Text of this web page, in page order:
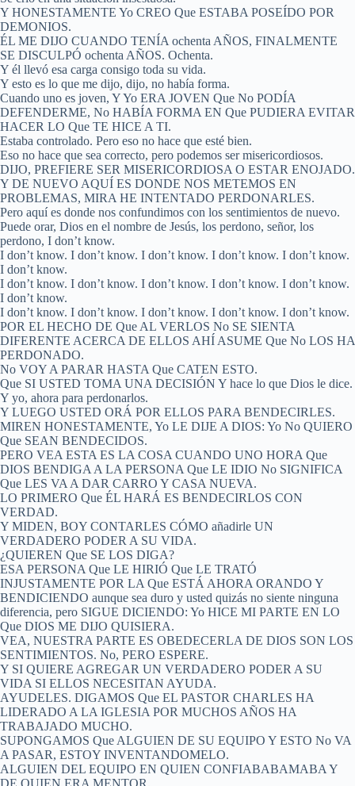
Y HONESTAMENTE Yo CREO Que ESTABA POSEÍDO POR
DEMONIOS.
ÉL ME DIJO CUANDO TENÍA ochenta AÑOS, FINALMENTE
SE DISCULPÓ ochenta AÑOS. Ochenta.
Y él llevó esa carga consigo toda su vida.
Y esto es lo que me dijo, dijo, no había forma.
Cuando uno es joven, Y Yo ERA JOVEN Que No PODÍA
DEFENDERME, No HABÍA FORMA EN Que PUDIERA EVITAR
HACER LO Que TE HICE A TI.
Estaba controlado. Pero eso no hace que esté bien.
Eso no hace que sea correcto, pero podemos ser misericordiosos.
DIJO, PREFIERE SER MISERICORDIOSA O ESTAR ENOJADO.
Y DE NUEVO AQUÍ ES DONDE NOS METEMOS EN
PROBLEMAS, MIRA HE INTENTADO PERDONARLES.
Pero aquí es donde nos confundimos con los sentimientos de nuevo.
Puede orar, Dios en el nombre de Jesús, los perdono, señor, los
perdono, I don’t know.
I don’t know. I don’t know. I don’t know. I don’t know. I don’t know.
I don’t know.
I don’t know. I don’t know. I don’t know. I don’t know. I don’t know.
I don’t know.
I don’t know. I don’t know. I don’t know. I don’t know. I don’t know.
POR EL HECHO DE Que AL VERLOS No SE SIENTA
DIFERENTE ACERCA DE ELLOS AHÍ ASUME Que No LOS HA
PERDONADO.
No VOY A PARAR HASTA Que CATEN ESTO.
Que SI USTED TOMA UNA DECISIÓN Y hace lo que Dios le dice.
Y yo, ahora para perdonarlos.
Y LUEGO USTED ORÁ POR ELLOS PARA BENDECIRLES.
MIREN HONESTAMENTE, Yo LE DIJE A DIOS: Yo No QUIERO
Que SEAN BENDECIDOS.
PERO VEA ESTA ES LA COSA CUANDO UNO HORA Que
DIOS BENDIGA A LA PERSONA Que LE IDIO No SIGNIFICA
Que LES VA A DAR CARRO Y CASA NUEVA.
LO PRIMERO Que ÉL HARÁ ES BENDECIRLOS CON
VERDAD.
Y MIDEN, BOY CONTARLES CÓMO añadirle UN
VERDADERO PODER A SU VIDA.
¿QUIEREN Que SE LOS DIGA?
ESA PERSONA Que LE HIRIÓ Que LE TRATÓ
INJUSTAMENTE POR LA Que ESTÁ AHORA ORANDO Y
BENDICIENDO aunque sea duro y usted quizás no siente ninguna
diferencia, pero SIGUE DICIENDO: Yo HICE MI PARTE EN LO
Que DIOS ME DIJO QUISIERA.
VEA, NUESTRA PARTE ES OBEDECERLA DE DIOS SON LOS
SENTIMIENTOS. No, PERO ESPERE.
Y SI QUIERE AGREGAR UN VERDADERO PODER A SU
VIDA SI ELLOS NECESITAN AYUDA.
AYUDELES. DIGAMOS Que EL PASTOR CHARLES HA
LIDERADO A LA IGLESIA POR MUCHOS AÑOS HA
TRABAJADO MUCHO.
SUPONGAMOS Que ALGUIEN DE SU EQUIPO Y ESTO No VA
A PASAR, ESTOY INVENTANDOMELO.
ALGUIEN DEL EQUIPO EN QUIEN CONFIABABAMABA Y
DE QUIEN ERA MENTOR.